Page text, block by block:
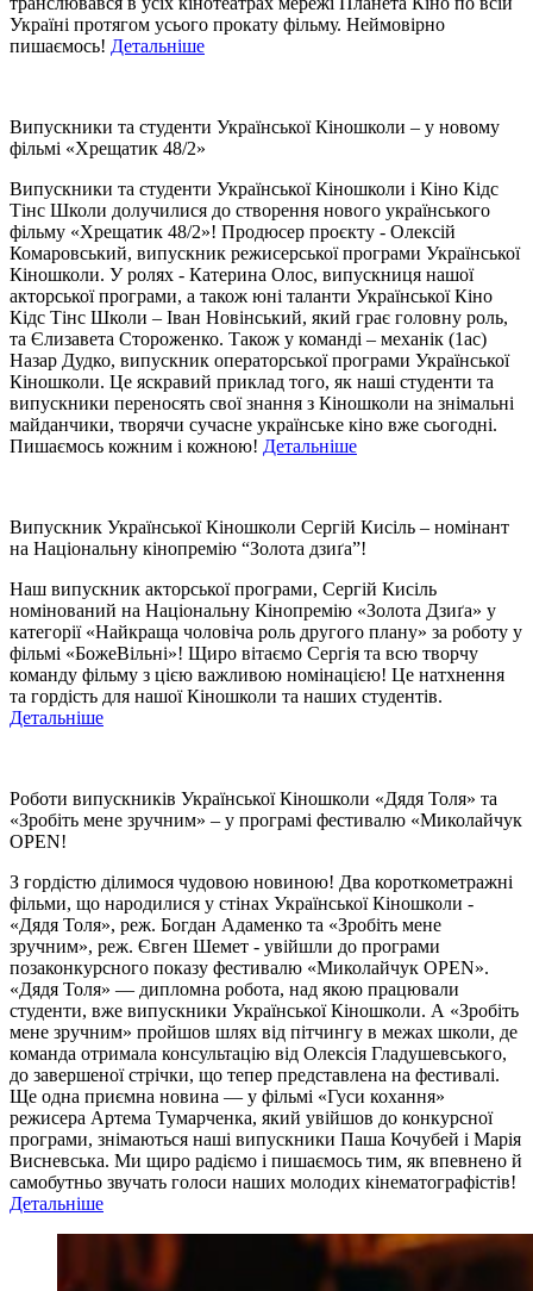
Україні протягом усього прокату фільму. Неймовірно
пишаємось! Детальніше
Випускники та студенти Української Кіношколи – у новому
фільмі «Хрещатик 48/2»
Випускники та студенти Української Кіношколи і Кіно Кідс
Тінс Школи долучилися до створення нового українського
фільму «Хрещатик 48/2»! Продюсер проєкту - Олексій
Комаровський, випускник режисерської програми Української
Кіношколи. У ролях - Катерина Олос, випускниця нашої
акторської програми, а також юні таланти Української Кіно
Кідс Тінс Школи – Іван Новінський, який грає головну роль,
та Єлизавета Стороженко. Також у команді – механік (1ac)
Назар Дудко, випускник операторської програми Української
Кіношколи. Це яскравий приклад того, як наші студенти та
випускники переносять свої знання з Кіношколи на знімальні
майданчики, творячи сучасне українське кіно вже сьогодні.
Пишаємось кожним і кожною! Детальніше
Випускник Української Кіношколи Сергій Кисіль – номінант
на Національну кінопремію “Золота дзиґа”!
Наш випускник акторської програми, Сергій Кисіль
номінований на Національну Кінопремію «Золота Дзиґа» у
категорії «Найкраща чоловіча роль другого плану» за роботу у
фільмі «БожеВільні»! Щиро вітаємо Сергія та всю творчу
команду фільму з цією важливою номінацією! Це натхнення
та гордість для нашої Кіношколи та наших студентів.
Детальніше
Роботи випускників Української Кіношколи «Дядя Толя» та
«Зробіть мене зручним» – у програмі фестивалю «Миколайчук
OPEN!
З гордістю ділимося чудовою новиною! Два короткометражні
фільми, що народилися у стінах Української Кіношколи -
«Дядя Толя», реж. Богдан Адаменко та «Зробіть мене
зручним», реж. Євген Шемет - увійшли до програми
позаконкурсного показу фестивалю «Миколайчук OPEN».
«Дядя Толя» — дипломна робота, над якою працювали
студенти, вже випускники Української Кіношколи. А «Зробіть
мене зручним» пройшов шлях від пітчингу в межах школи, де
команда отримала консультацію від Олексія Гладушевського,
до завершеної стрічки, що тепер представлена на фестивалі.
Ще одна приємна новина — у фільмі «Гуси кохання»
режисера Артема Тумарченка, який увійшов до конкурсної
програми, знімаються наші випускники Паша Кочубей і Марія
Висневська. Ми щиро радіємо і пишаємось тим, як впевнено й
самобутньо звучать голоси наших молодих кінематографістів!
Детальніше